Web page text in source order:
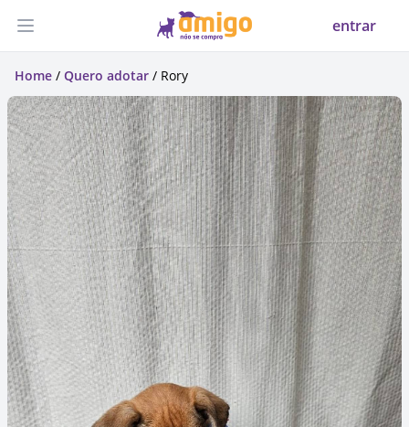
Abrir menu entrar
Home / Quero adotar / Rory